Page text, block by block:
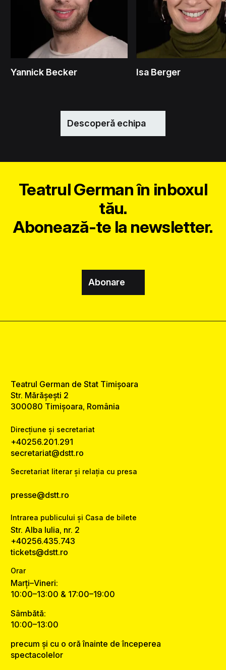
Yannick Becker Isa Berger
Descoperă echipa
Teatrul German în inboxul
tău.
Abonează-te la newsletter.
Abonare
Teatrul German de Stat Timișoara
Str. Mărășești 2
300080 Timișoara, România
Direcțiune și secretariat
+40256.201.291
secretariat@dstt.ro
Secretariat literar și relația cu presa
presse@dstt.ro
Intrarea publicului și Casa de bilete
Str. Alba Iulia, nr. 2
+40256.435.743
tickets@dstt.ro
Orar
Marți–Vineri:
10:00–13:00 & 17:00–19:00
Sâmbătă:
10:00–13:00
precum și cu o oră înainte de începerea
spectacolelor